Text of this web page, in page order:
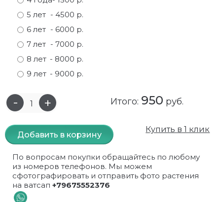
Самшит
Спирея
Шиповник декоративный красный
Шиповник декоративный, белый
Малиновое дерево
Облепиха высокорослая
Орех (Фундук)
Персики
Хурма
Кизил
Малина
Облепиха
Оптом
Рябина
Мускусные
Парковые
Плетистые
Почвопокровные
Роза ругоза
5 лет - 4500 р.
6 лет - 6000 р.
7 лет - 7000 р.
8 лет - 8000 р.
9 лет - 9000 р.
Итого: 950 руб.
Добавить в корзину
Купить в 1 клик
По вопросам покупки обращайтесь по любому
из номеров телефонов. Мы можем
сфотографировать и отправить фото растения
на ватсап +79675552376